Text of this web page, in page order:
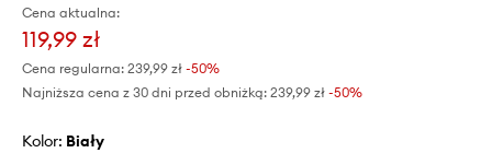
Cena aktualna:
119,99 zł
Cena regularna: 239,99 zł -50%
Najniższa cena z 30 dni przed obniżką: 239,99 zł -50%
Kolor: biały